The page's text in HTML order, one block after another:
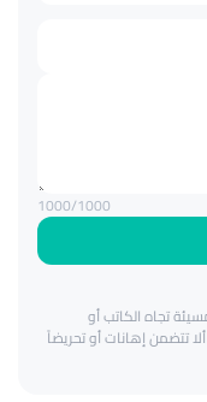
1000/1000
تجاه الكاتب أو
تتضمن إهانات أو تحريضاً